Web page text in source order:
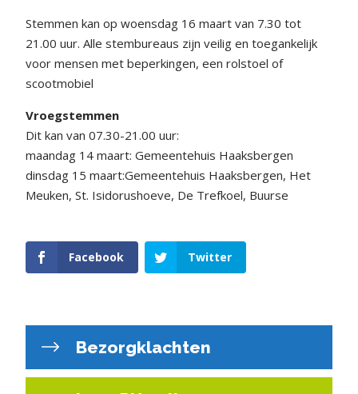
Stemmen kan op woensdag 16 maart van 7.30 tot
21.00 uur. Alle stembureaus zijn veilig en toegankelijk
voor mensen met beperkingen, een rolstoel of
scootmobiel
Vroegstemmen
Dit kan van 07.30-21.00 uur:
maandag 14 maart: Gemeentehuis Haaksbergen
dinsdag 15 maart:Gemeentehuis Haaksbergen, Het
Meuken, St. Isidorushoeve, De Trefkoel, Buurse
Facebook Twitter
Bezorgklachten